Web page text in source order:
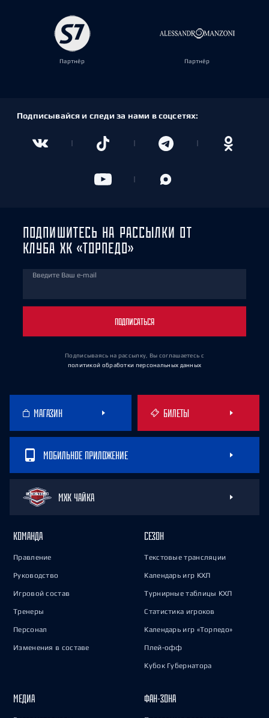
Партнёр Партнёр
Подписывайся и следи за нами в соцсетях:
ПОДПИШИТЕСЬ НА РАССЫЛКИ ОТ
КЛУБА ХК «ТОРПЕДО»
Введите Ваш e-mail
ПОДПИСАТЬСЯ
Подписываясь на рассылку, Вы соглашаетесь с
политикой обработки персональных данных
МАГАЗИН БИЛЕТЫ
МОБИЛЬНОЕ ПРИЛОЖЕНИЕ
МХК ЧАЙКА
КОМАНДА
Правление
Руководство
Игровой состав
Тренеры
Персонал
Изменения в составе
СЕЗОН
Текстовые трансляции
Календарь игр КХЛ
Турнирные таблицы КХЛ
Статистика игроков
Календарь игр «Торпедо»
Плей-офф
Кубок Губернатора
МЕДИА ФАН-ЗОНА